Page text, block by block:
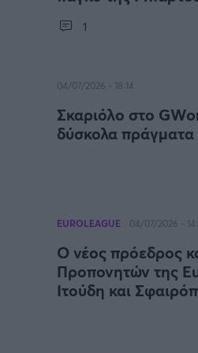
1
04/07/2026 - 18:14
Σκαριόλο στο
δύσκολα πράγματα
EUROLEAGUE 04/07/2026 -
Ο νέος πρόεδρος
Προπονητών της
Ιτούδη και